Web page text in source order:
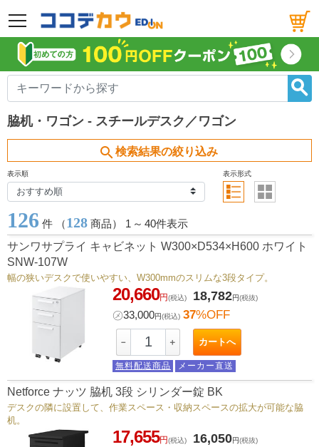
メニュー
脇机・ワゴン - スチールデスク／ワゴン
search 検索結果の絞り込み
表示順 表示形式
126 件 （128 商品） 1 ～ 40件表示
サンワサプライ キャビネット W300×D534×H600 ホワイト
SNW-107W
幅の狭いデスクで使いやすい、W300mmのスリムな3段タイプ。
20,660円(税込) 18,782円(税抜)
㋱33,000円(税込) 37%OFF
－ ＋ カートへ
無料配送商品 メーカー直送
Netforce ナッツ 脇机 3段 シリンダー錠 BK
デスクの隣に設置して、作業スペース・収納スペースの拡大が可能な脇
机。
17,655円(税込) 16,050円(税抜)